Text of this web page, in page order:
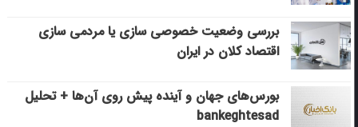
بررسی وضعیت خصوصی سازی یا مردمی سازی
اقتصاد کلان در ایران
بورس‌های جهان و آینده پیش روی آن‌ها + تحلیل
bankeghtesad